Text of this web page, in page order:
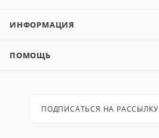
ИНФОРМАЦИЯ
ПОМОЩЬ
ПОДПИСАТЬСЯ НА РАССЫЛКУ